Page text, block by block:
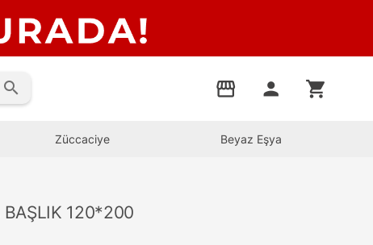
search storefront person shopping_cart
Züccaciye Beyaz Eşya
BAŞLIK 120*200